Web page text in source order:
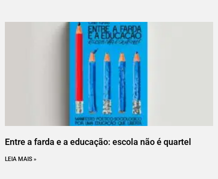
Entre a farda e a educação: escola não é quartel
LEIA MAIS »